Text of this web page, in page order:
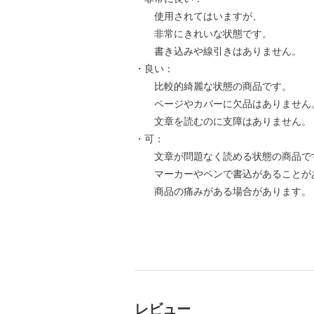
使用されてはいますが、
非常にきれいな状態です。
書き込みや線引きはありません。
・良い：
比較的綺麗な状態の商品です。
ページやカバーに欠品はありません
文章を読むのに支障はありません。
・可：
文章が問題なく読める状態の商品で
マーカーやペンで書込があることが
商品の痛みがある場合があります。
レビュー